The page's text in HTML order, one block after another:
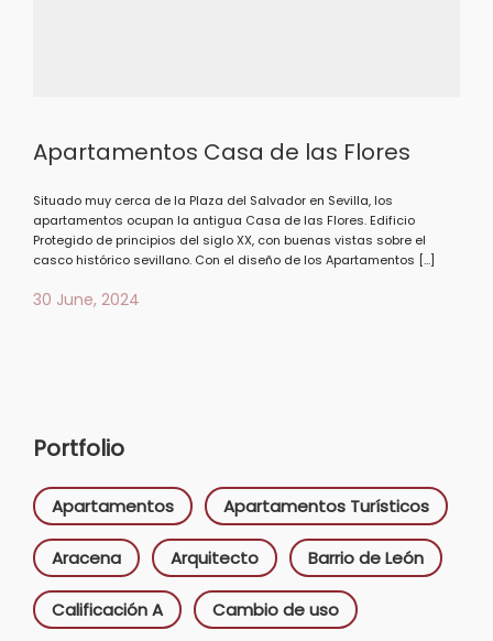
Apartamentos Casa de las Flores
Situado muy cerca de la Plaza del Salvador en Sevilla, los
apartamentos ocupan la antigua Casa de las Flores. Edificio
Protegido de principios del siglo XX, con buenas vistas sobre el
casco histórico sevillano. Con el diseño de los Apartamentos […]
30 June, 2024
Portfolio
Apartamentos Apartamentos Turísticos
Aracena Arquitecto Barrio de León
Calificación A Cambio de uso